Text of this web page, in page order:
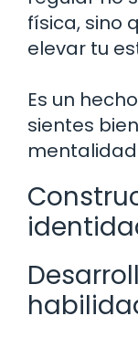
física, sino
elevar tu
Es un
sientes